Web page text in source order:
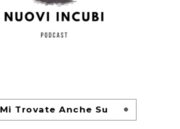
Mi Trovate Anche Su